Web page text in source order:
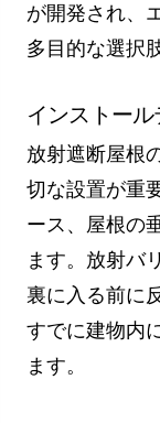
が開発され、
多目的な選択
インストー
放射遮断屋根
切な設置が重
ース、屋根の
ます。放射バ
裏に入る前に
すでに建物内
ます。